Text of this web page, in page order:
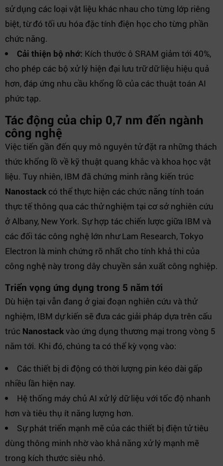
sử dụng các loại vật liệu khác nhau cho từng lớp riêng
biệt, từ đó tối ưu hóa đặc tính điện học cho từng phần
chức năng.
Cải thiện bộ nhớ: Kích thước ô SRAM giảm tới 40%,
cho phép các bộ xử lý hiện đại lưu trữ dữ liệu hiệu quả
hơn, đáp ứng nhu cầu khổng lồ của các thuật toán AI
phức tạp.
Tác động của chip 0,7 nm đến ngành
công nghệ
Việc tiến gần đến quy mô nguyên tử đặt ra những thách
thức khổng lồ về kỹ thuật quang khắc và khoa học vật
liệu. Tuy nhiên, IBM đã chứng minh rằng kiến trúc
Nanostack có thể thực hiện các chức năng tính toán
thực tế thông qua các thử nghiệm tại cơ sở nghiên cứu
ở Albany, New York. Sự hợp tác chiến lược giữa IBM và
các đối tác công nghệ lớn như Lam Research, Tokyo
Electron là minh chứng rõ nhất cho tính khả thi của
công nghệ này trong dây chuyền sản xuất công nghiệp.
Triển vọng ứng dụng trong 5 năm tới
Dù hiện tại vẫn đang ở giai đoạn nghiên cứu và thử
nghiệm, IBM dự kiến sẽ đưa các giải pháp dựa trên cấu
trúc Nanostackvào ứng dụng thương mại trong vòng 5
năm tới. Khi đó, chúng ta có thể kỳ vọng vào:
Các thiết bị di động có thời lượng pin kéo dài gấp
nhiều lần hiện nay.
Hệ thống máy chủ AI xử lý dữ liệu với tốc độ nhanh
hơn và tiêu thụ ít năng lượng hơn.
Sự phát triển mạnh mẽ của các thiết bị điện tử tiêu
dùng thông minh nhờ vào khả năng xử lý mạnh mẽ
trong kích thước siêu nhỏ.